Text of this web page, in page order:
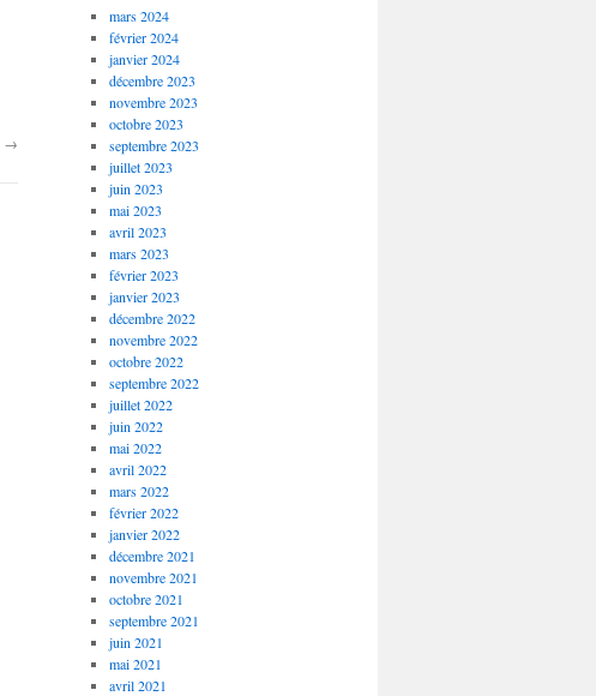
→
mars 2024
février 2024
janvier 2024
décembre 2023
novembre 2023
octobre 2023
septembre 2023
juillet 2023
juin 2023
mai 2023
avril 2023
mars 2023
février 2023
janvier 2023
décembre 2022
novembre 2022
octobre 2022
septembre 2022
juillet 2022
juin 2022
mai 2022
avril 2022
mars 2022
février 2022
janvier 2022
décembre 2021
novembre 2021
octobre 2021
septembre 2021
juin 2021
mai 2021
avril 2021